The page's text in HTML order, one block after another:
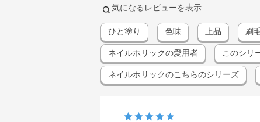
気になるレビューを表示
ひと塗り 色味 上品 刷
ネイルホリックの愛用者 このシリ
ネイルホリックのこちらのシリーズ